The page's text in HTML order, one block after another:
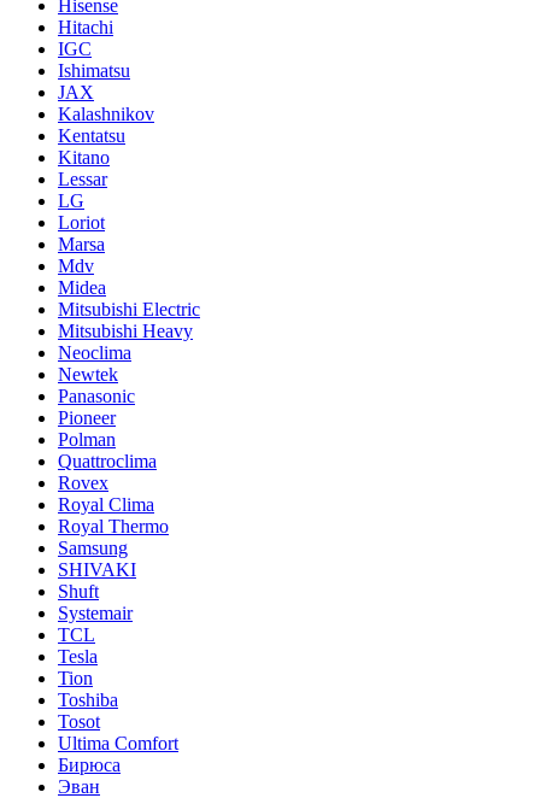
Hisense
Hitachi
IGC
Ishimatsu
JAX
Kalashnikov
Kentatsu
Kitano
Lessar
LG
Loriot
Marsa
Mdv
Midea
Mitsubishi Electric
Mitsubishi Heavy
Neoclima
Newtek
Panasonic
Pioneer
Polman
Quattroclima
Rovex
Royal Clima
Royal Thermo
Samsung
SHIVAKI
Shuft
Systemair
TCL
Tesla
Tion
Toshiba
Tosot
Ultima Comfort
Бирюса
Эван